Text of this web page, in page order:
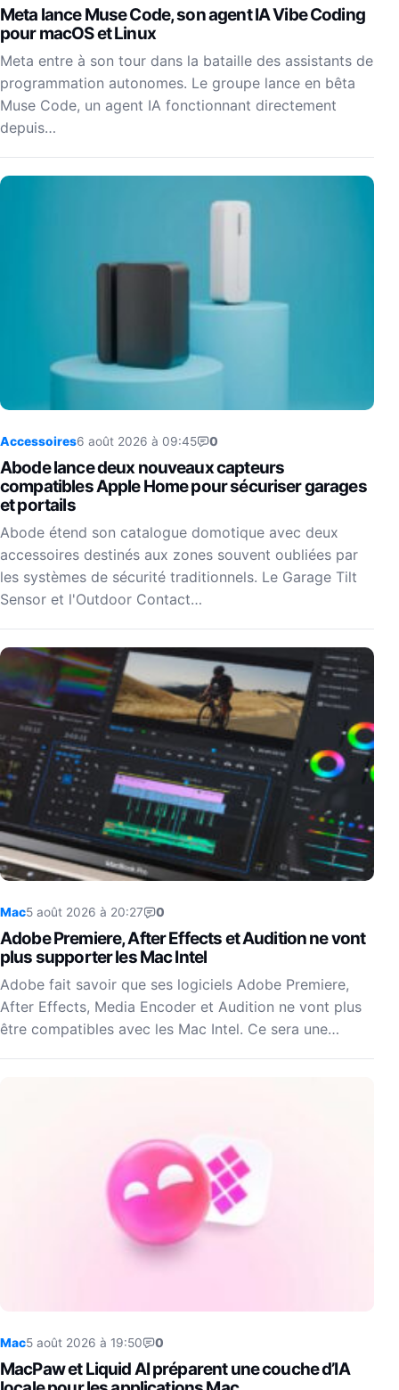
Meta lance Muse Code, son agent IA Vibe Coding
pour macOS et Linux
Meta entre à son tour dans la bataille des assistants de
programmation autonomes. Le groupe lance en bêta
Muse Code, un agent IA fonctionnant directement
depuis…
Accessoires6 août 2026 à 09:45 0
Abode lance deux nouveaux capteurs
compatibles Apple Home pour sécuriser garages
et portails
Abode étend son catalogue domotique avec deux
accessoires destinés aux zones souvent oubliées par
les systèmes de sécurité traditionnels. Le Garage Tilt
Sensor et l'Outdoor Contact…
Mac5 août 2026 à 20:27 0
Adobe Premiere, After Effects et Audition ne vont
plus supporter les Mac Intel
Adobe fait savoir que ses logiciels Adobe Premiere,
After Effects, Media Encoder et Audition ne vont plus
être compatibles avec les Mac Intel. Ce sera une…
Mac5 août 2026 à 19:50 0
MacPaw et Liquid AI préparent une couche d’IA